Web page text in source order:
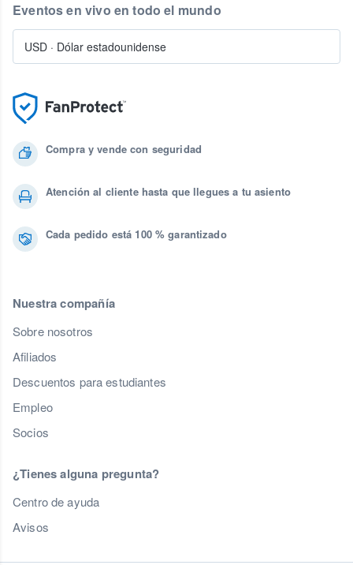
Compra y vende con seguridad
Atención al cliente hasta que llegues a tu asiento
Cada pedido está 100 % garantizado
Nuestra compañía
Sobre nosotros
Afiliados
Descuentos para estudiantes
Empleo
Socios
¿Tienes alguna pregunta?
Centro de ayuda
Avisos
Eventos en vivo en todo el mundo
USD · Dólar estadounidense